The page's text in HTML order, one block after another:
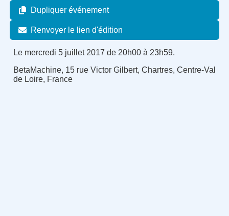
Dupliquer événement
Renvoyer le lien d'édition
Le mercredi 5 juillet 2017 de 20h00 à 23h59.
BetaMachine, 15 rue Victor Gilbert, Chartres, Centre-Val
de Loire, France